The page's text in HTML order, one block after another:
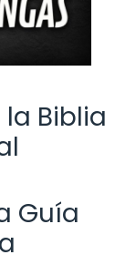
Biblia
Guía